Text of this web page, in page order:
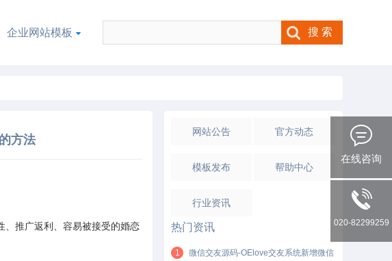
企业网站模板
方法
推广返利、 容易被接受的婚恋
网站公告 官方动态
模板发布 帮助中心
行业资讯
热门资讯
1 微信交友源码-OElove交友系统新增微信
在线咨询
020-82299259